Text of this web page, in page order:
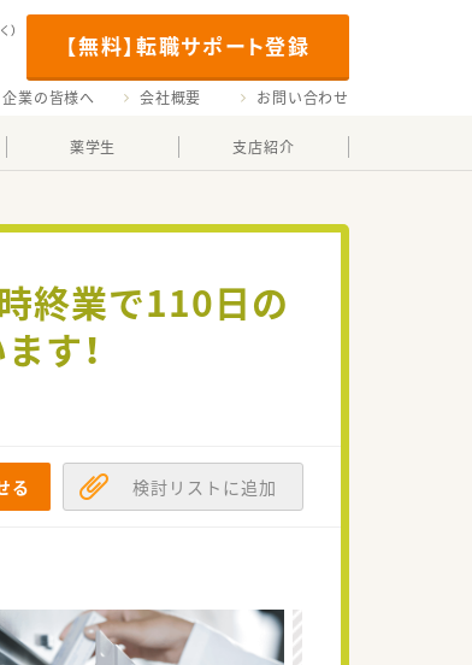
【無料】転職サポート登録
）
企業の皆様へ 会社概要 お問い合わせ
薬学生 支店紹介
終業で110日の
す！
る 検討リストに追加